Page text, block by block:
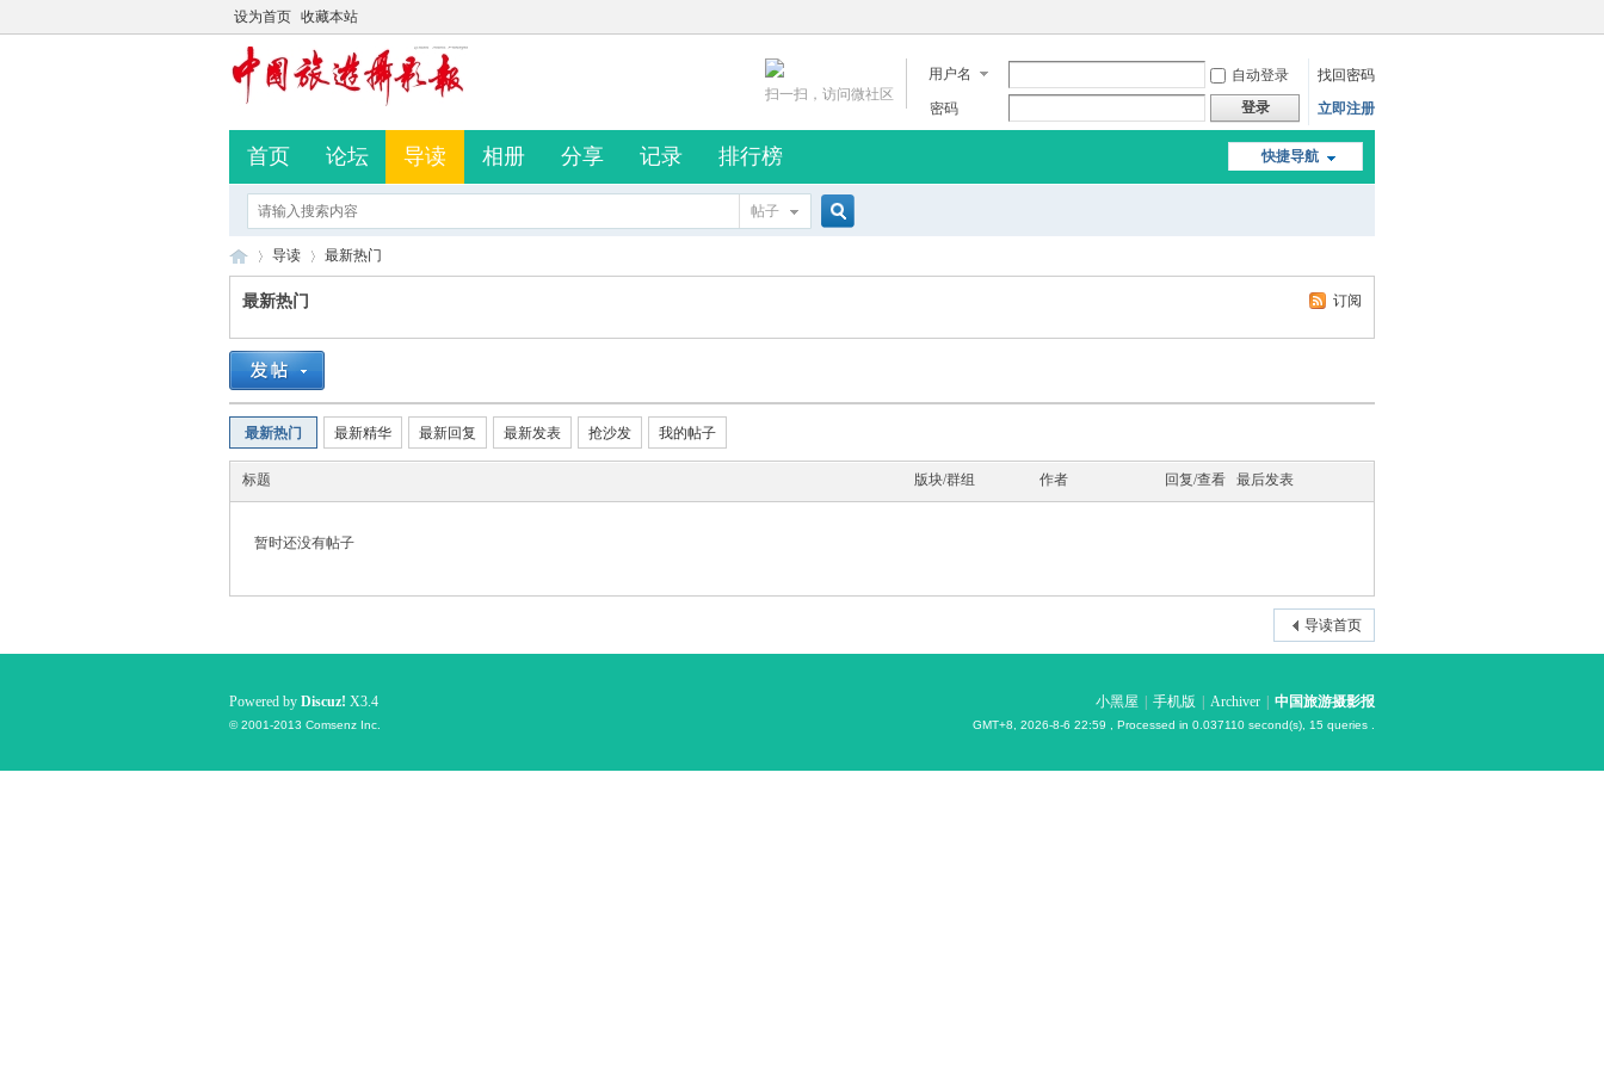
设为首页 收藏本站
用户名 自动登录
找回密码
密码
登录 立即注册
扫一扫，访问微社区
快捷导航
首页 论坛 导读 相册 分享 记录 排行榜
帖子
中
国
»
导读
›
最新热门
订阅
最新热门
最新热门 最新精华 最新回复 最新发表 抢沙发 我的帖子
标题 版块/群组 作者 回复/查看 最后发表
暂时还没有帖子
导读首页
小黑屋 手机版 Archiver 中国旅游摄影报
GMT+8, 2026-8-6 22:59 , Processed in 0.037110 second(s), 15 queries .
Powered by Discuz! X3.4
© 2001-2013 Comsenz Inc.